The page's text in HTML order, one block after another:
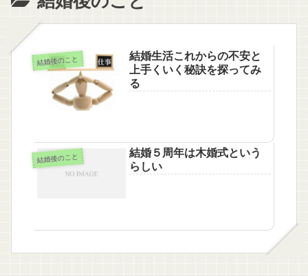
結婚後のこと
結婚生活これからの不安と
上手くいく秘訣を探ってみ
る
結婚後のこと
結婚５周年は木婚式という
らしい